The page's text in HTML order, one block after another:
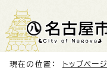
現在の位置： トップページ